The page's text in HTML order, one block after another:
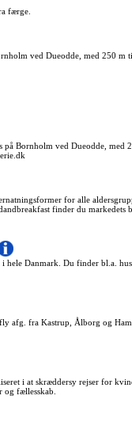
færge.
ved Dueodde, med 250
Bornholm ved Dueodde,
for alle
finder du
hele Danmark. Du finder bl.a.
afg. fra Kastrup, Ålborg og
i at skræddersy rejser for
og fællesskab.